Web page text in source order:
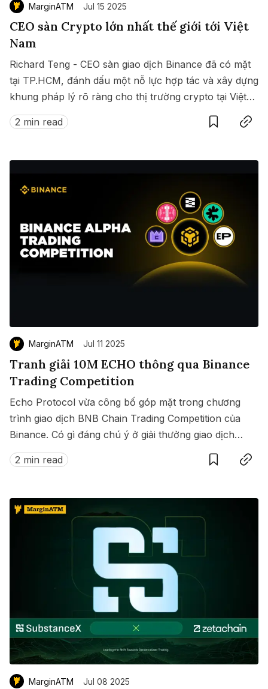
MarginATM Jul 15 2025
CEO sàn Crypto lớn nhất thế giới tới Việt
Nam
Richard Teng - CEO sàn giao dịch Binance đã có mặt
tại TP.HCM, đánh dấu một nỗ lực hợp tác và xây dựng
khung pháp lý rõ ràng cho thị trường crypto tại Việt
Nam.
2 min read
SaveCopy link
MarginATM Jul 11 2025
Tranh giải 10M ECHO thông qua Binance
Trading Competition
Echo Protocol vừa công bố góp mặt trong chương
trình giao dịch BNB Chain Trading Competition của
Binance. Có gì đáng chú ý ở giải thưởng giao dịch
này?
2 min read
SaveCopy link
MarginATM Jul 08 2025